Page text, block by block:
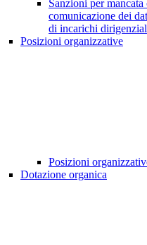
Sanzioni per
comunicazione dei
di incarichi
Posizioni organizzative
Posizioni
Dotazione organica